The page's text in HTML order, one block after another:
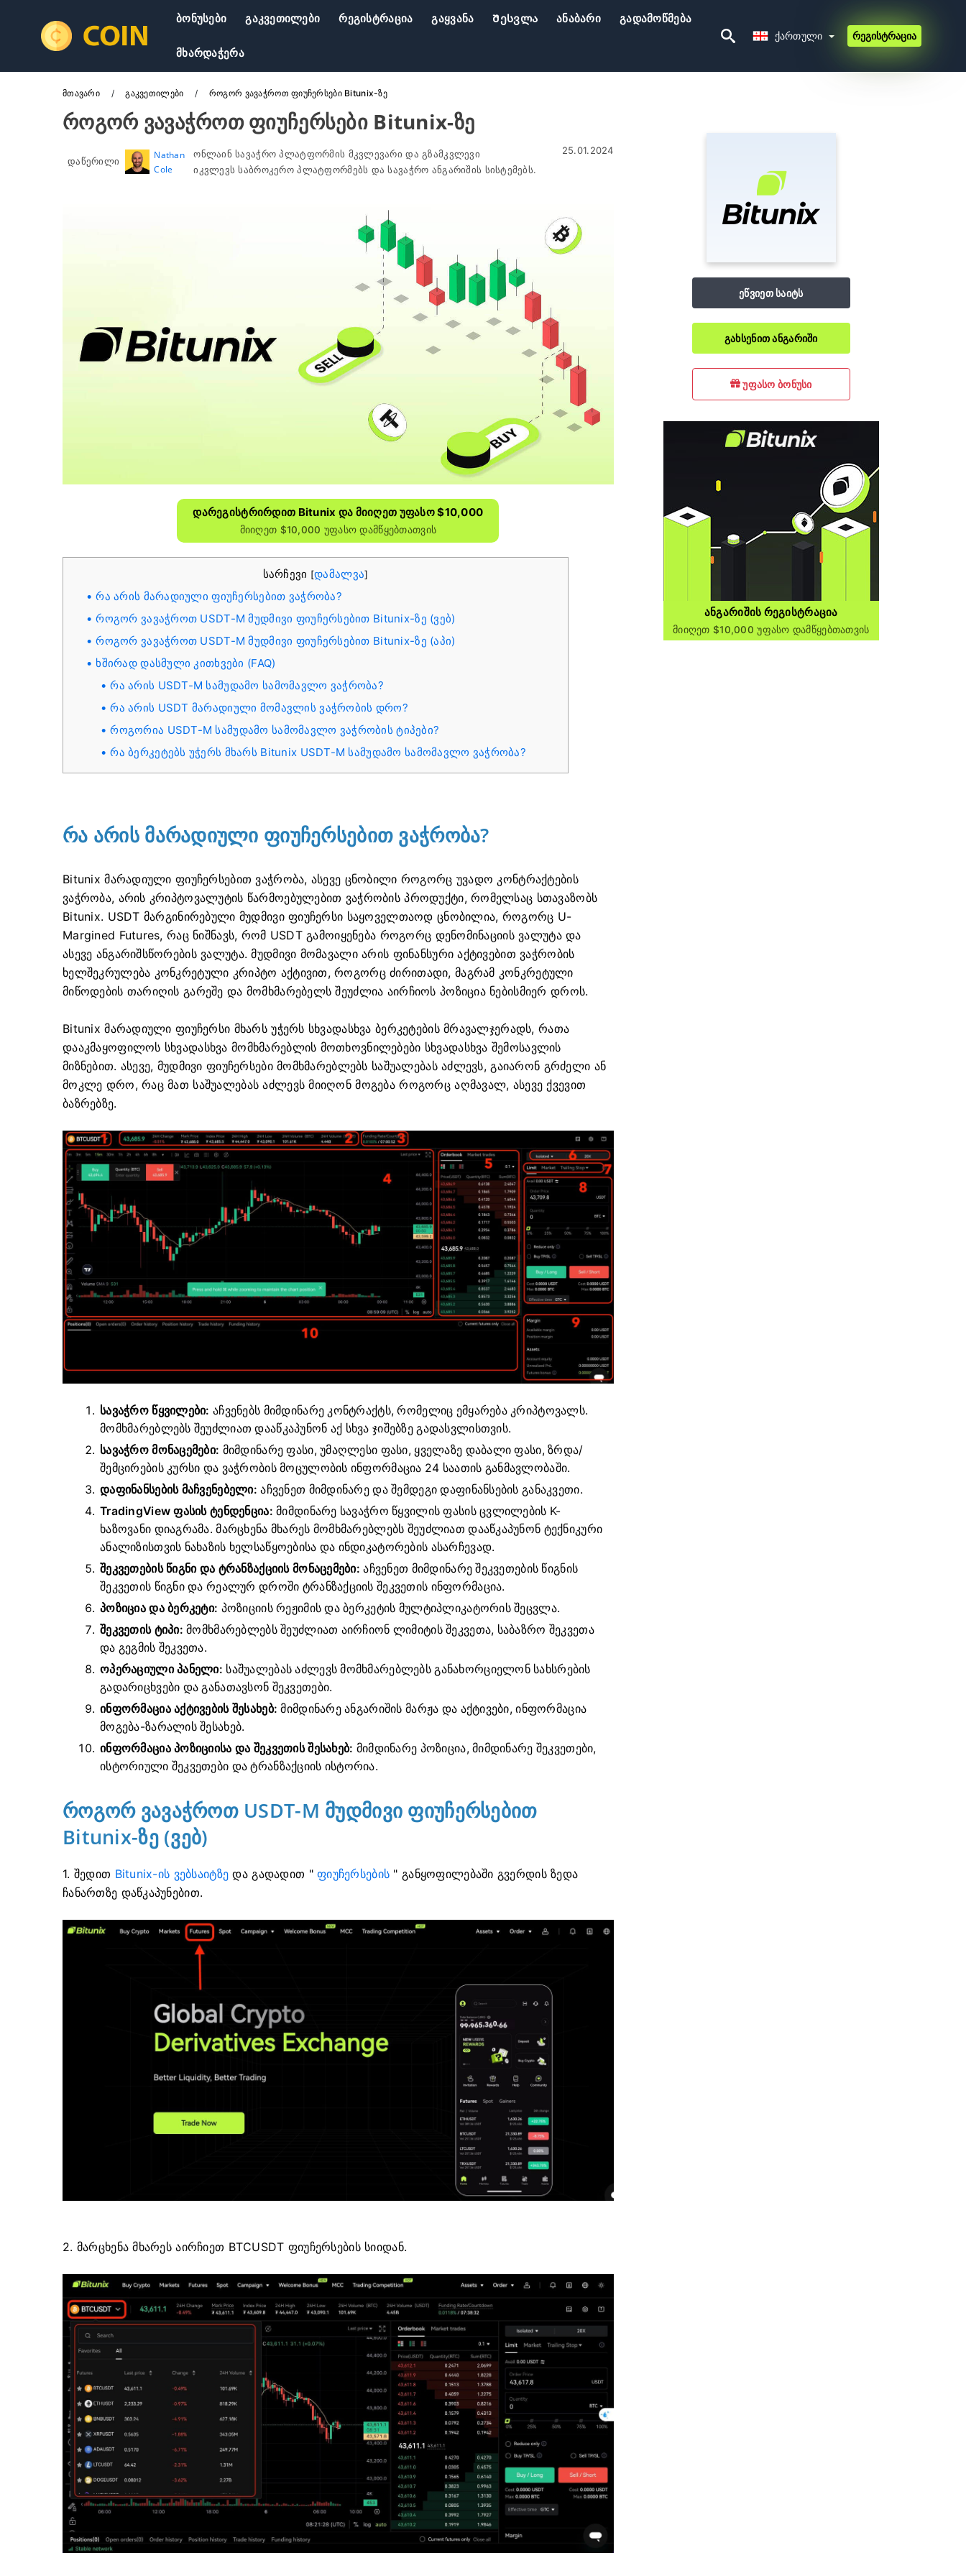
Ბონუსები Გაკვეთილები Რეგისტრაცია Გაყვანა Შესვლა Ანაბარი Გადამოწმება
Მხარდაჭერა
Ქართული რეგისტრაცია
Მთავარი Გაკვეთილები როგორ ვავაჭროთ ფიუჩერსები Bitunix-ზე
როგორ ვავაჭროთ ფიუჩერსები Bitunix-ზე
დაწერილი
Nathan
Cole
ონლაინ სავაჭრო პლატფორმის მკვლევარი და გზამკვლევი
იკვლევს საბროკერო პლატფორმებს და სავაჭრო ანგარიშის სისტემებს.
25.01.2024
Დარეგისტრირდით Bitunix Და Მიიღეთ Უფასო $10,000
Მიიღეთ $10,000 Უფასო Დამწყებთათვის
სარჩევი [დამალვა]
რა არის მარადიული ფიუჩერსებით ვაჭრობა?
როგორ ვავაჭროთ USDT-M მუდმივი ფიუჩერსებით Bitunix-ზე (ვებ)
როგორ ვავაჭროთ USDT-M მუდმივი ფიუჩერსებით Bitunix-ზე (აპი)
ხშირად დასმული კითხვები (FAQ)
რა არის USDT-M სამუდამო სამომავლო ვაჭრობა?
რა არის USDT მარადიული მომავლის ვაჭრობის დრო?
როგორია USDT-M სამუდამო სამომავლო ვაჭრობის ტიპები?
რა ბერკეტებს უჭერს მხარს Bitunix USDT-M სამუდამო სამომავლო ვაჭრობა?
რა არის მარადიული ფიუჩერსებით ვაჭრობა?
Bitunix მარადიული ფიუჩერსებით ვაჭრობა, ასევე ცნობილი როგორც უვადო კონტრაქტების
ვაჭრობა, არის კრიპტოვალუტის წარმოებულებით ვაჭრობის პროდუქტი, რომელსაც სთავაზობს
Bitunix. USDT მარგინირებული მუდმივი ფიუჩერსი საყოველთაოდ ცნობილია, როგორც U-
Margined Futures, რაც ნიშნავს, რომ USDT გამოიყენება როგორც დენომინაციის ვალუტა და
ასევე ანგარიშსწორების ვალუტა.მუდმივი მომავალი არის ფინანსური აქტივებით ვაჭრობის
ხელშეკრულება კონკრეტული კრიპტო აქტივით, როგორც ძირითადი, მაგრამ კონკრეტული
მიწოდების თარიღის გარეშე და მომხმარებელს შეუძლია აირჩიოს პოზიცია ნებისმიერ დროს.
Bitunix მარადიული ფიუჩერსი მხარს უჭერს სხვადასხვა ბერკეტების მრავალჯერადს, რათა
დააკმაყოფილოს სხვადასხვა მომხმარებლის მოთხოვნილებები სხვადასხვა შემოსავლის
მიზნებით. ასევე, მუდმივი ფიუჩერსები მომხმარებლებს საშუალებას აძლევს, გაიარონ გრძელი ან
მოკლე დრო, რაც მათ საშუალებას აძლევს მიიღონ მოგება როგორც აღმავალ, ასევე ქვევით
ბაზრებზე.
სავაჭრო წყვილები: აჩვენებს მიმდინარე კონტრაქტს, რომელიც ემყარება კრიპტოვალს.
მომხმარებლებს შეუძლიათ დააწკაპუნონ აქ სხვა ჯიშებზე გადასვლისთვის.
სავაჭრო მონაცემები: მიმდინარე ფასი, უმაღლესი ფასი, ყველაზე დაბალი ფასი, ზრდა/
შემცირების კურსი და ვაჭრობის მოცულობის ინფორმაცია 24 საათის განმავლობაში.
დაფინანსების მაჩვენებელი: აჩვენეთ მიმდინარე და შემდეგი დაფინანსების განაკვეთი.
TradingView ფასის ტენდენცია: მიმდინარე სავაჭრო წყვილის ფასის ცვლილების K-
ხაზოვანი დიაგრამა.მარცხენა მხარეს მომხმარებლებს შეუძლიათ დააწკაპუნონ ტექნიკური
ანალიზისთვის ნახაზის ხელსაწყოებისა და ინდიკატორების ასარჩევად.
შეკვეთების წიგნი და ტრანზაქციის მონაცემები: აჩვენეთ მიმდინარე შეკვეთების წიგნის
შეკვეთის წიგნი და რეალურ დროში ტრანზაქციის შეკვეთის ინფორმაცია.
პოზიცია და ბერკეტი: პოზიციის რეჟიმის და ბერკეტის მულტიპლიკატორის შეცვლა.
შეკვეთის ტიპი: მომხმარებლებს შეუძლიათ აირჩიონ ლიმიტის შეკვეთა, საბაზრო შეკვეთა
და გეგმის შეკვეთა.
ოპერაციული პანელი: საშუალებას აძლევს მომხმარებლებს განახორციელონ სახსრების
გადარიცხვები და განათავსონ შეკვეთები.
ინფორმაცია აქტივების შესახებ: მიმდინარე ანგარიშის მარჟა და აქტივები, ინფორმაცია
მოგება-ზარალის შესახებ.
ინფორმაცია პოზიციისა და შეკვეთის შესახებ: მიმდინარე პოზიცია, მიმდინარე შეკვეთები,
ისტორიული შეკვეთები და ტრანზაქციის ისტორია.
როგორ ვავაჭროთ USDT-M მუდმივი ფიუჩერსებით
Bitunix-ზე (ვებ)
1. შედით Bitunix-ის ვებსაიტზე და გადადით "ფიუჩერსების " განყოფილებაში გვერდის ზედა
ჩანართზე დაწკაპუნებით.
2. მარცხენა მხარეს აირჩიეთ BTCUSDT ფიუჩერსების სიიდან.
ეწვიეთ საიტს
გახსენით ანგარიში
უფასო ბონუსი
ᲐᲜᲒᲐᲠᲘᲨᲘᲡ ᲠᲔᲒᲘᲡᲢᲠᲐᲪᲘᲐ
Მიიღეთ $10,000 Უფასო Დამწყებთათვის